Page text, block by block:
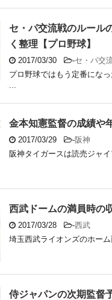
セ・パ交流戦のルール
く整理【プロ野球】
2017/03/30 -セ・パ交
プロ野球ではもう定番にな
金本知憲監督の成績や
2017/03/29 -阪神
阪神タイガースは読売ジャ
西武ドームの満員時の
2017/03/28 -西武
埼玉西武ライオンズのホー
侍ジャパンの次期監督